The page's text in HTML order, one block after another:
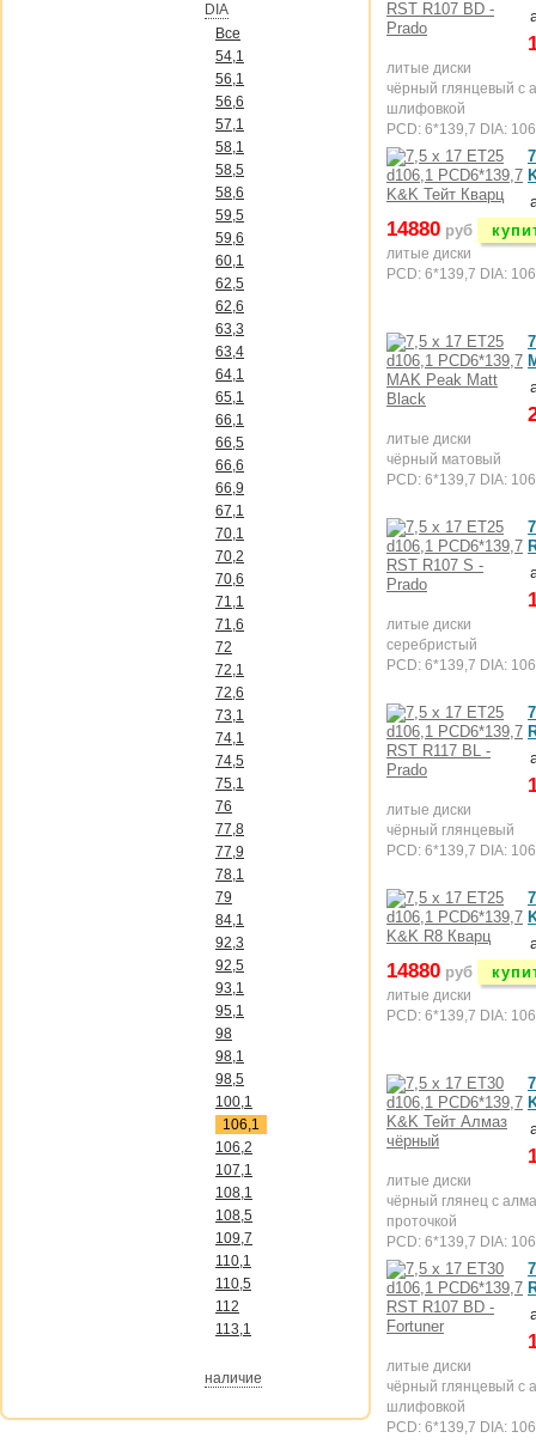
DIA
Все
54,1
56,1
56,6
57,1
58,1
58,5
58,6
59,5
59,6
60,1
62,5
62,6
63,3
63,4
64,1
65,1
66,1
66,5
66,6
66,9
67,1
70,1
70,2
70,6
71,1
71,6
72
72,1
72,6
73,1
74,1
74,5
75,1
76
77,8
77,9
78,1
79
84,1
92,3
92,5
93,1
95,1
98
98,1
98,5
100,1
106,1
106,2
107,1
108,1
108,5
109,7
110,1
110,5
112
113,1
наличие
литые диски
чёрный глянцевый с
шлифовкой
PCD: 6*139,7 DIA:
14880 руб
литые диски
PCD: 6*139,7 DIA:
литые диски
чёрный матовый
PCD: 6*139,7 DIA:
литые диски
серебристый
PCD: 6*139,7 DIA:
литые диски
чёрный глянцевый
PCD: 6*139,7 DIA:
14880 руб
литые диски
PCD: 6*139,7 DIA:
литые диски
чёрный глянец с
проточкой
PCD: 6*139,7 DIA:
литые диски
чёрный глянцевый с
шлифовкой
PCD: 6*139,7 DIA: